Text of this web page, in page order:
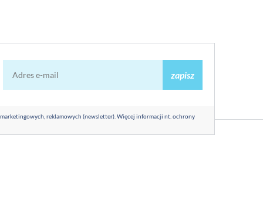
zapisz
reklamowych (newsletter). Więcej informacji nt. ochrony